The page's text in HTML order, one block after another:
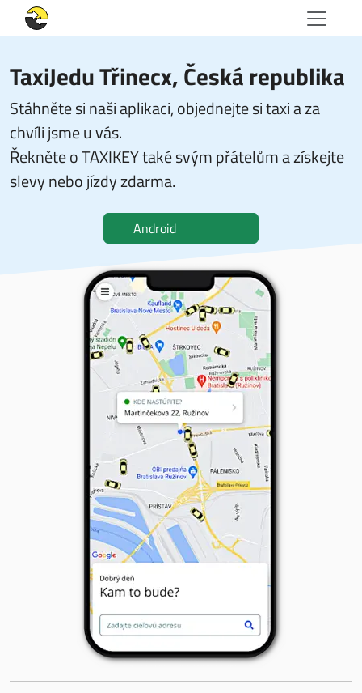
TaxiJedu Třinecx, Česká republika
Stáhněte si naši aplikaci, objednejte si taxi a za
chvíli jsme u vás.
Řekněte o TAXIKEY také svým přátelům a získejte
slevy nebo jízdy zdarma.
Android